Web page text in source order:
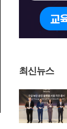
최신뉴스